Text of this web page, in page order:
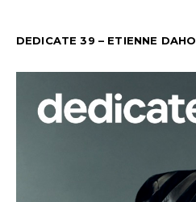
DEDICATE 39 – ETIENNE DAHO